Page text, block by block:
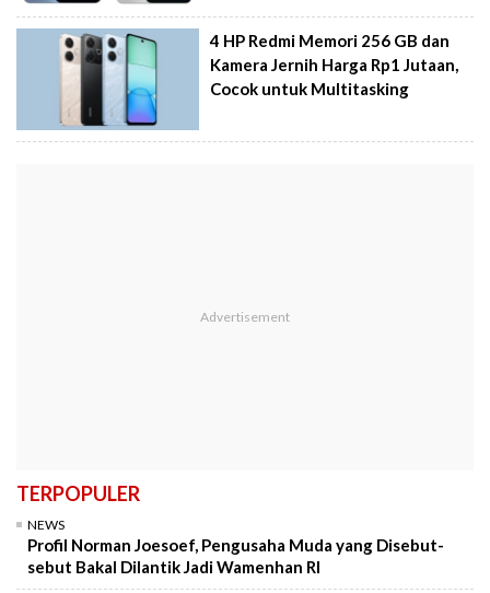
4 HP Redmi Memori 256 GB dan
Kamera Jernih Harga Rp1 Jutaan,
Cocok untuk Multitasking
TERPOPULER
NEWS
Profil Norman Joesoef, Pengusaha Muda yang Disebut-
sebut Bakal Dilantik Jadi Wamenhan RI